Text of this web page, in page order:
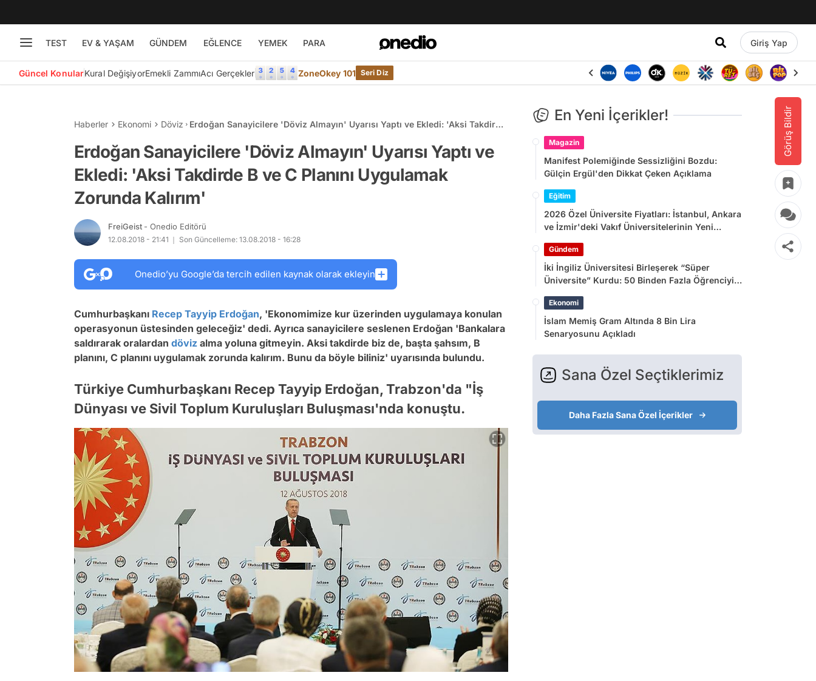
TEST EV & YAŞAM GÜNDEM EĞLENCE YEMEK PARA Giriş Yap
Güncel KonularKural DeğişiyorEmekli ZammıAcı Gerçekler ZoneOkey 101 Seri Diz
Görüş Bildir
Haberler Ekonomi Döviz
Erdoğan Sanayicilere 'Döviz Almayın' Uyarısı Yaptı ve Ekledi: 'Aksi Takdirde
Erdoğan Sanayicilere 'Döviz Almayın' Uyarısı Yaptı ve
Ekledi: 'Aksi Takdirde B ve C Planını Uygulamak
Zorunda Kalırım'
FreiGeist - Onedio Editörü
12.08.2018 - 21:41 Son Güncelleme: 13.08.2018 - 16:28
Onedio’yu Google’da tercih edilen kaynak olarak ekleyin
Cumhurbaşkanı Recep Tayyip Erdoğan, 'Ekonomimize kur üzerinden uygulamaya konulan
operasyonun üstesinden geleceğiz' dedi. Ayrıca sanayicilere seslenen Erdoğan 'Bankalara
saldırarak oralardan döviz alma yoluna gitmeyin. Aksi takdirde biz de, başta şahsım, B
planını, C planını uygulamak zorunda kalırım. Bunu da böyle biliniz' uyarısında bulundu.
Türkiye Cumhurbaşkanı Recep Tayyip Erdoğan, Trabzon'da "İş
Dünyası ve Sivil Toplum Kuruluşları Buluşması'nda konuştu.
En Yeni İçerikler!
Magazin
Manifest Polemiğinde Sessizliğini Bozdu:
Gülçin Ergül'den Dikkat Çeken Açıklama
Eğitim
2026 Özel Üniversite Fiyatları: İstanbul, Ankara
ve İzmir'deki Vakıf Üniversitelerinin Yeni
Gündem
İki İngiliz Üniversitesi Birleşerek “Süper
Üniversite” Kurdu: 50 Binden Fazla Öğrenciyi
Ekonomi
İslam Memiş Gram Altında 8 Bin Lira
Senaryosunu Açıkladı
Sana Özel Seçtiklerimiz
Daha Fazla Sana Özel İçerikler